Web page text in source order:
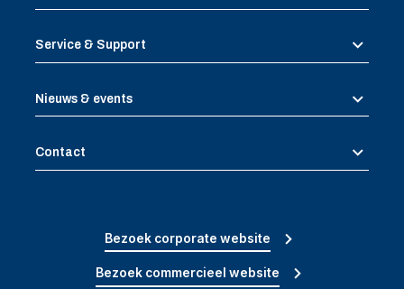
Service & Support
Nieuws & events
Contact
Bezoek corporate website
Bezoek commercieel website